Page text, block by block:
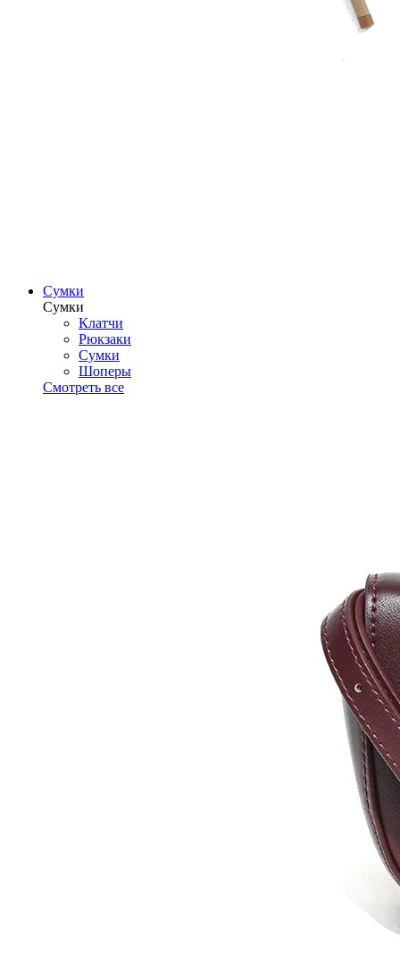
Сумки
Сумки
Клатчи
Рюкзаки
Сумки
Шоперы
Смотреть все